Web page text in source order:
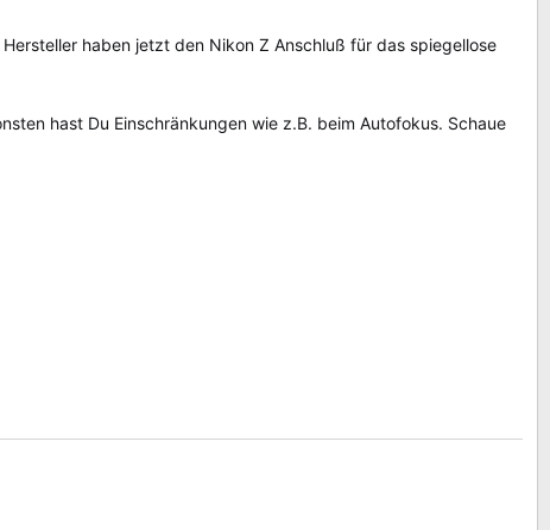
haben jetzt den Nikon Z Anschluß für das spiegellose
hast Du Einschränkungen wie z.B. beim Autofokus. Schaue